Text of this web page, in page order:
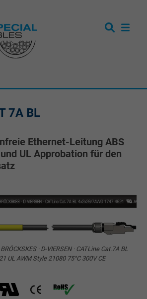
7A BL
Ethernet-Leitung ABS
UL Approbation für den
· D-VIERSEN · CATLine Cat.7A BL
UL AWM Style 21080 75°C 300V CE